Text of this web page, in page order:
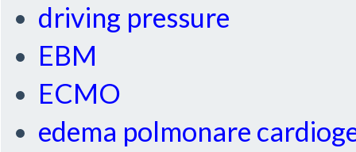
driving pressure
EBM
ECMO
edema polmonare